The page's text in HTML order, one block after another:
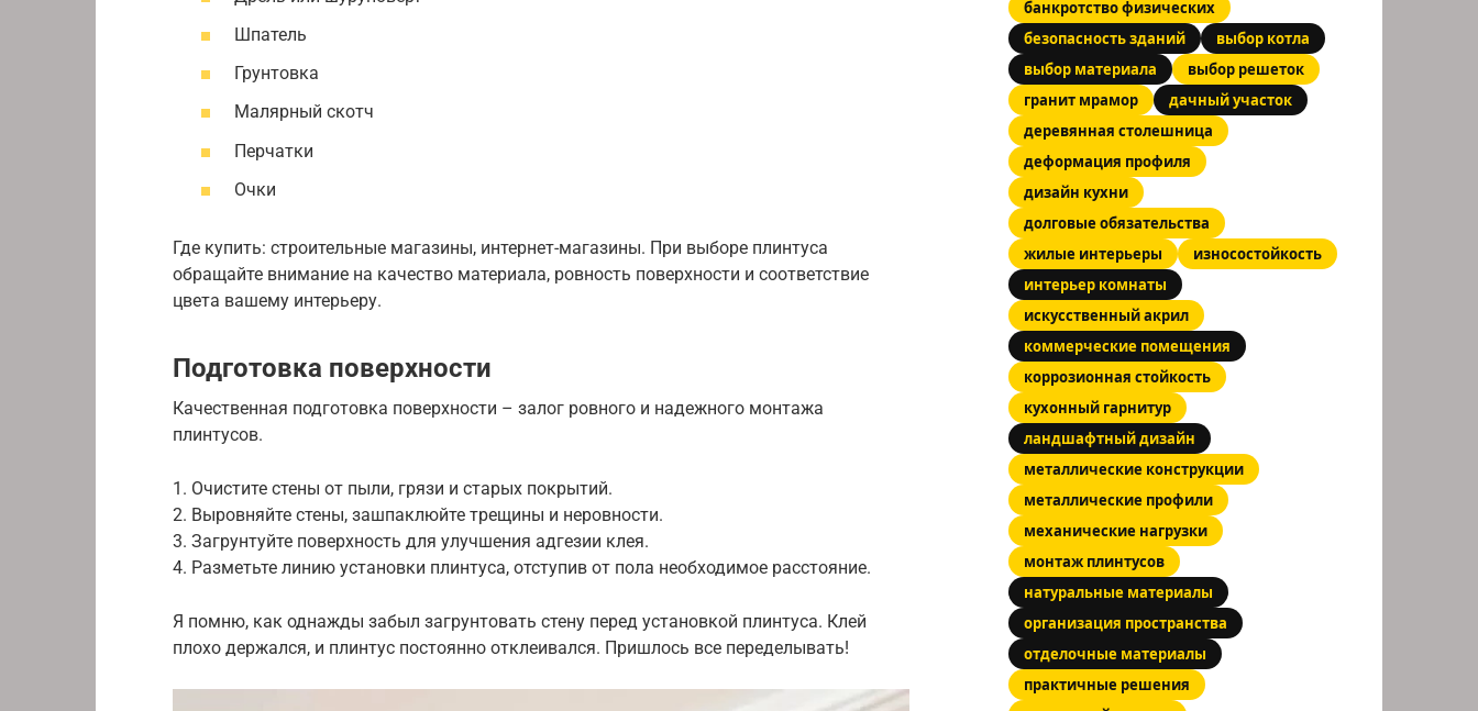
Шпатель
Грунтовка
Малярный скотч
Перчатки
Очки
Где купить: строительные магазины, интернет-магазины. При выборе плинтуса
обращайте внимание на качество материала, ровность поверхности и соответствие
цвета вашему интерьеру.
Подготовка поверхности
Качественная подготовка поверхности – залог ровного и надежного монтажа
плинтусов.
1. Очистите стены от пыли, грязи и старых покрытий.
2. Выровняйте стены, зашпаклюйте трещины и неровности.
3. Загрунтуйте поверхность для улучшения адгезии клея.
4. Разметьте линию установки плинтуса, отступив от пола необходимое расстояние.
Я помню, как однажды забыл загрунтовать стену перед установкой плинтуса. Клей
плохо держался, и плинтус постоянно отклеивался. Пришлось все переделывать!
банкротство физических
безопасность зданий
выбор котла
выбор материала
выбор решеток
гранит мрамор
дачный участок
деревянная столешница
деформация профиля
дизайн кухни
долговые обязательства
жилые интерьеры
износостойкость
интерьер комнаты
искусственный акрил
коммерческие помещения
коррозионная стойкость
кухонный гарнитур
ландшафтный дизайн
металлические конструкции
металлические профили
механические нагрузки
монтаж плинтусов
натуральные материалы
организация пространства
отделочные материалы
практичные решения